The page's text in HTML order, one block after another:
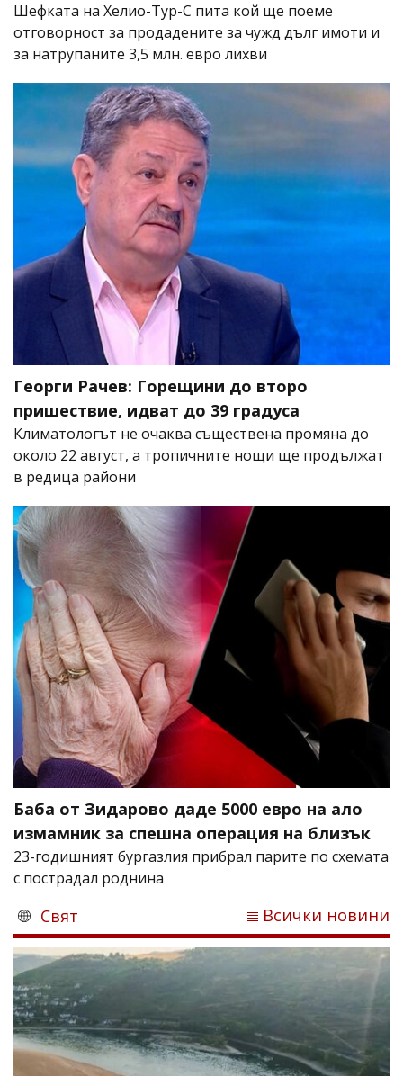
Шефката на Хелио-Тур-С пита кой ще поеме
отговорност за продадените за чужд дълг имоти и
за натрупаните 3,5 млн. евро лихви
Георги Рачев: Горещини до второ
пришествие, идват до 39 градуса
Климатологът не очаква съществена промяна до
около 22 август, а тропичните нощи ще продължат
в редица райони
Баба от Зидарово даде 5000 евро на ало
измамник за спешна операция на близък
23-годишният бургазлия прибрал парите по схемата
с пострадал роднина
Свят Всички новини